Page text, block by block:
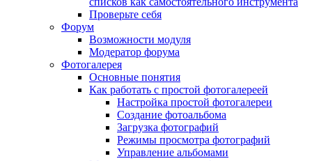
Проверьте себя
Форум
Возможности модуля
Модератор форума
Фотогалерея
Основные понятия
Как работать с простой фотогалереей
Настройка простой фотогалереи
Создание фотоальбома
Загрузка фотографий
Режимы просмотра фотографий
Управление альбомами